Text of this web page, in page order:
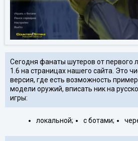
Сегодня фанаты шутеров от первого
1.6 на страницах нашего сайта. Это
версия, где есть возможность
модели оружий, вписать ник на
игры:
локальной; с ботами;